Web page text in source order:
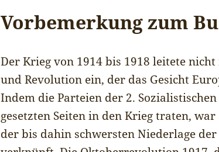
Vorbemerkung zum
Der Krieg von 1914 bis 1918 leitete
und Revolution ein, der das Gesicht
Indem die Parteien der 2.
gesetzten Seiten in den Krieg traten,
der bis dahin schwersten Niederlage